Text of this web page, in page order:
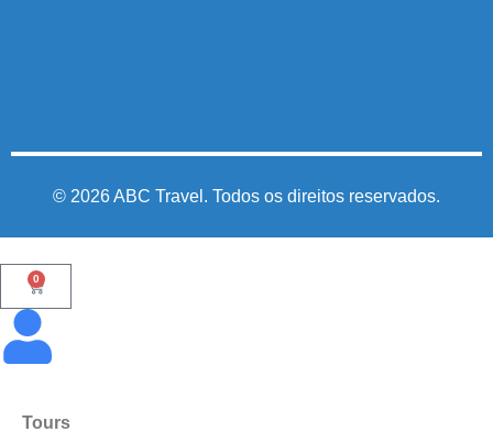
© 2026ABC Travel. Todos os direitos reservados.
0
Tours